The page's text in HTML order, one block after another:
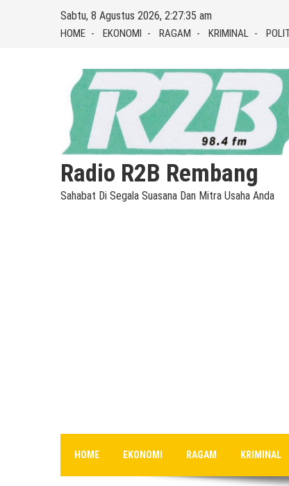
Sabtu, 8 Agustus 2026, 2:27:35 am
HOME EKONOMI RAGAM KRIMINAL
Radio R2B Rembang
Sahabat Di Segala Suasana Dan Mitra Usaha Anda
HOME EKONOMI RAGAM KRIMINAL